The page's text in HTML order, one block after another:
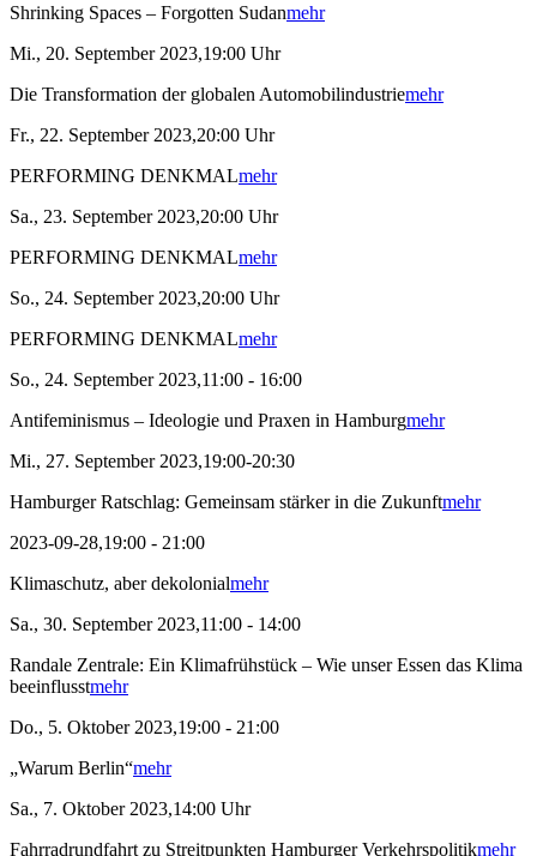
Shrinking Spaces – Forgotten Sudanmehr
Mi., 20. September 2023,19:00 Uhr
Die Transformation der globalen Automobilindustriemehr
Fr., 22. September 2023,20:00 Uhr
PERFORMING DENKMALmehr
Sa., 23. September 2023,20:00 Uhr
PERFORMING DENKMALmehr
So., 24. September 2023,20:00 Uhr
PERFORMING DENKMALmehr
So., 24. September 2023,11:00 - 16:00
Antifeminismus – Ideologie und Praxen in Hamburgmehr
Mi., 27. September 2023,19:00-20:30
Hamburger Ratschlag: Gemeinsam stärker in die Zukunftmehr
2023-09-28,19:00 - 21:00
Klimaschutz, aber dekolonialmehr
Sa., 30. September 2023,11:00 - 14:00
Randale Zentrale: Ein Klimafrühstück – Wie unser Essen das Klima
beeinflusstmehr
Do., 5. Oktober 2023,19:00 - 21:00
„Warum Berlin“mehr
Sa., 7. Oktober 2023,14:00 Uhr
Fahrradrundfahrt zu Streitpunkten Hamburger Verkehrspolitikmehr